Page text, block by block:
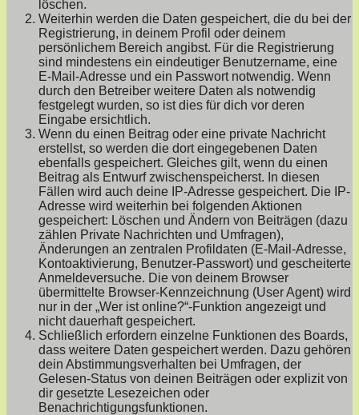
löschen.
Weiterhin werden die Daten gespeichert, die du bei der
Registrierung, in deinem Profil oder deinem
persönlichem Bereich angibst. Für die Registrierung
sind mindestens ein eindeutiger Benutzername, eine
E-Mail-Adresse und ein Passwort notwendig. Wenn
durch den Betreiber weitere Daten als notwendig
festgelegt wurden, so ist dies für dich vor deren
Eingabe ersichtlich.
Wenn du einen Beitrag oder eine private Nachricht
erstellst, so werden die dort eingegebenen Daten
ebenfalls gespeichert. Gleiches gilt, wenn du einen
Beitrag als Entwurf zwischenspeicherst. In diesen
Fällen wird auch deine IP-Adresse gespeichert. Die IP-
Adresse wird weiterhin bei folgenden Aktionen
gespeichert: Löschen und Ändern von Beiträgen (dazu
zählen Private Nachrichten und Umfragen),
Änderungen an zentralen Profildaten (E-Mail-Adresse,
Kontoaktivierung, Benutzer-Passwort) und gescheiterte
Anmeldeversuche. Die von deinem Browser
übermittelte Browser-Kennzeichnung (User Agent) wird
nur in der „Wer ist online?“-Funktion angezeigt und
nicht dauerhaft gespeichert.
Schließlich erfordern einzelne Funktionen des Boards,
dass weitere Daten gespeichert werden. Dazu gehören
dein Abstimmungsverhalten bei Umfragen, der
Gelesen-Status von deinen Beiträgen oder explizit von
dir gesetzte Lesezeichen oder
Benachrichtigungsfunktionen.